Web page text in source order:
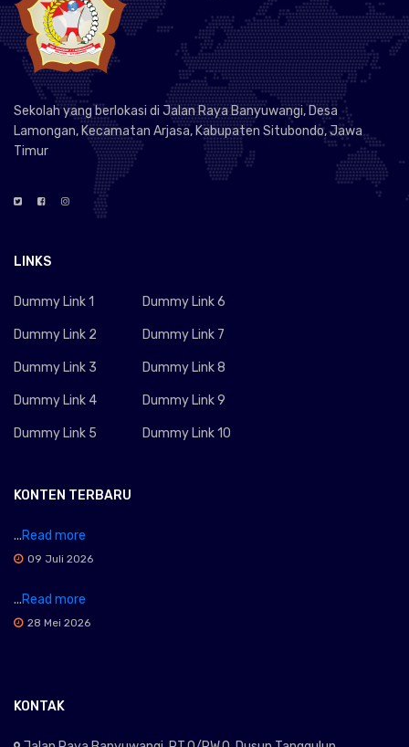
Sekolah yang berlokasi di Jalan Raya Banyuwangi, Desa
Lamongan, Kecamatan Arjasa, Kabupaten Situbondo, Jawa
Timur
LINKS
Dummy Link 1
Dummy Link 2
Dummy Link 3
Dummy Link 4
Dummy Link 5
Dummy Link 6
Dummy Link 7
Dummy Link 8
Dummy Link 9
Dummy Link 10
KONTEN TERBARU
...Read more
09 Juli 2026
...Read more
28 Mei 2026
KONTAK